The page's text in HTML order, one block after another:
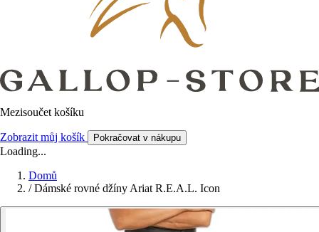
Mezisoučet košíku
Zobrazit můj košík Pokračovat v nákupu
Loading...
Domů
/ Dámské rovné džíny Ariat R.E.A.L. Icon